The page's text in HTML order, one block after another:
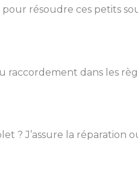
résoudre ces petits
raccordement dans les
? J’assure la réparation